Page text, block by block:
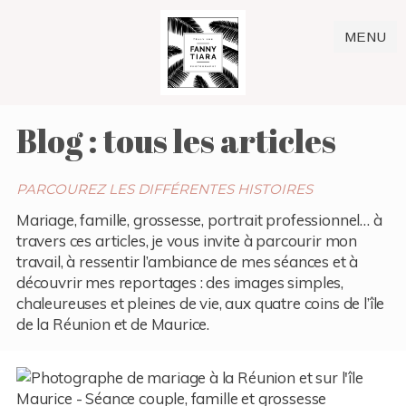
MENU
Blog : tous les articles
PARCOUREZ LES DIFFÉRENTES HISTOIRES
Mariage, famille, grossesse, portrait professionnel… à
travers ces articles, je vous invite à parcourir mon
travail, à ressentir l’ambiance de mes séances et à
découvrir mes reportages : des images simples,
chaleureuses et pleines de vie, aux quatre coins de l’île
de la Réunion et de Maurice.